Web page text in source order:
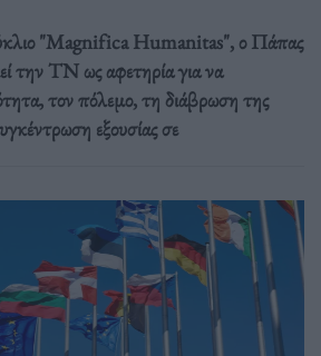
"Magnifica Humanitas", ο Πάπας
την ΤΝ ως αφετηρία για να
τον πόλεμο, τη διάβρωση της
εξουσίας σε